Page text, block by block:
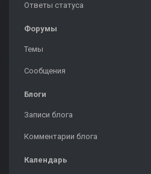
Ответы статуса
Форумы
Темы
Сообщения
Блоги
Записи блога
Комментарии блога
Календарь